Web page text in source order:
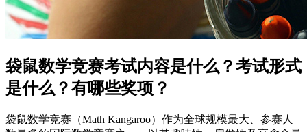
袋鼠数学竞赛考试内容是什么？考试形式
是什么？有哪些奖项？
袋鼠数学竞赛（Math Kangaroo）作为全球规模最大、参赛人